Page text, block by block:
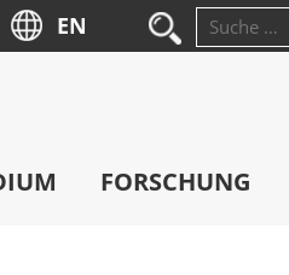
Suche
nach:
EN
FORSCHUNG